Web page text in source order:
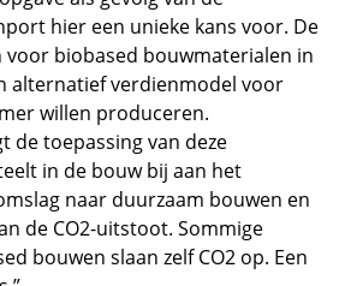
hier een unieke kans voor. De
voor biobased bouwmaterialen in
alternatief verdienmodel voor
willen produceren.
de toepassing van deze
in de bouw bij aan het
naar duurzaam bouwen en
de CO2-uitstoot. Sommige
bouwen slaan zelf CO2 op. Een